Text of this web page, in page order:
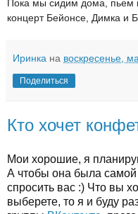
Пока мы сидим дома, пьем
концерт Бейонсе, Димка и
Иринка на воскресенье,
Поделиться
Кто хочет
Мои хорошие, я
А чтобы она была
спросить вас :) Что вы
выберете, то я и буду